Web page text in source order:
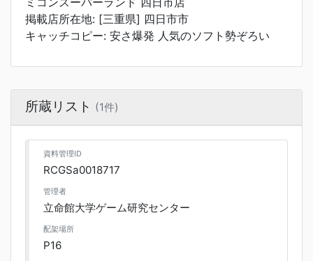
掲載店所在地: [三重県] 四日市市
キャッチコピー: 安さ爆発 人気のソフト勢ぞろい
所蔵リスト (1件)
資料管理ID
RCGSa0018717
管理者
立命館大学ゲーム研究センター
配架場所
P16